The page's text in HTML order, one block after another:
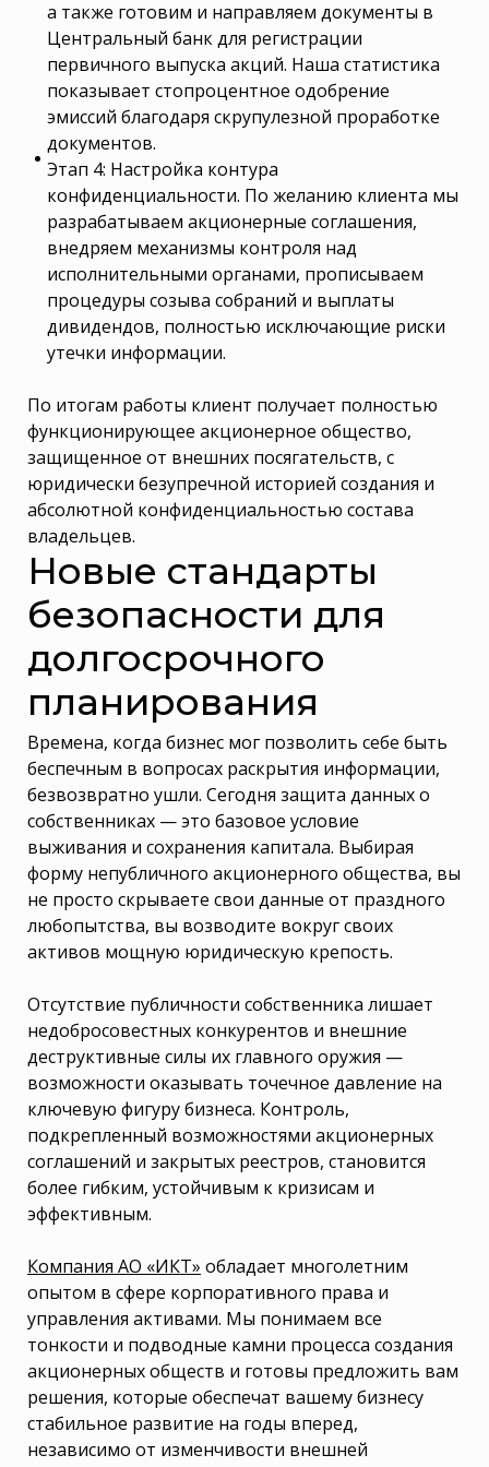
а также готовим и направляем документы в
Центральный банк для регистрации
первичного выпуска акций. Наша статистика
показывает стопроцентное одобрение
эмиссий благодаря скрупулезной проработке
документов.
Этап 4: Настройка контура
конфиденциальности. По желанию клиента мы
разрабатываем акционерные соглашения,
внедряем механизмы контроля над
исполнительными органами, прописываем
процедуры созыва собраний и выплаты
дивидендов, полностью исключающие риски
утечки информации.
По итогам работы клиент получает полностью
функционирующее акционерное общество,
защищенное от внешних посягательств, с
юридически безупречной историей создания и
абсолютной конфиденциальностью состава
владельцев.
Новые стандарты
безопасности для
долгосрочного
планирования
Времена, когда бизнес мог позволить себе быть
беспечным в вопросах раскрытия информации,
безвозвратно ушли. Сегодня защита данных о
собственниках — это базовое условие
выживания и сохранения капитала. Выбирая
форму непубличного акционерного общества, вы
не просто скрываете свои данные от праздного
любопытства, вы возводите вокруг своих
активов мощную юридическую крепость.
Отсутствие публичности собственника лишает
недобросовестных конкурентов и внешние
деструктивные силы их главного оружия —
возможности оказывать точечное давление на
ключевую фигуру бизнеса. Контроль,
подкрепленный возможностями акционерных
соглашений и закрытых реестров, становится
более гибким, устойчивым к кризисам и
эффективным.
Компания АО «ИКТ» обладает многолетним
опытом в сфере корпоративного права и
управления активами. Мы понимаем все
тонкости и подводные камни процесса создания
акционерных обществ и готовы предложить вам
решения, которые обеспечат вашему бизнесу
стабильное развитие на годы вперед,
независимо от изменчивости внешней